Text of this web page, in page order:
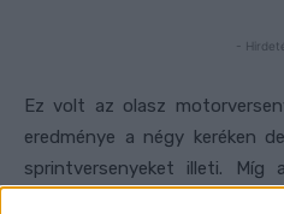
-
Ez volt az olasz
eredménye a négy keréken
sprintversenyeket illeti. Míg